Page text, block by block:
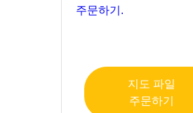
주문하기.
지도 파일
주문하기